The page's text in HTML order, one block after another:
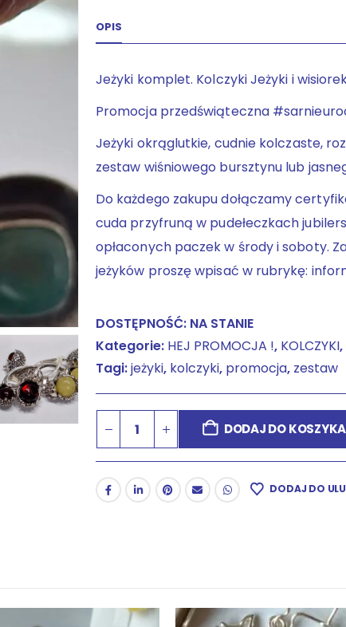
OPIS
Jeżyki komplet. Kolczyki Jeżyki i
Promocja przedświąteczna
Jeżyki okrąglutkie, cudnie kolczaste,
zestaw wiśniowego bursztynu lub
Do każdego zakupu dołączamy
cuda przyfruną w pudełeczkach
opłaconych paczek w środy i soboty.
jeżyków proszę wpisać w rubrykę:
DOSTĘPNOŚĆ: NA STANIE
Kategorie: HEJ PROMOCJA !, KOLCZYKI,
Tagi:jeżyki, kolczyki, promocja, zestaw
DODAJ DO KOSZYKA
DODAJ DO